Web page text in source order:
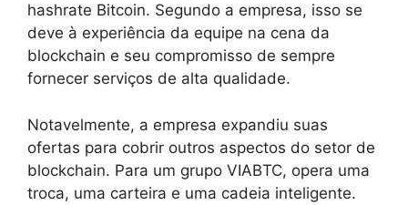
hashrate Bitcoin. Segundo a empresa, isso se
deve à experiência da equipe na cena da
blockchain e seu compromisso de sempre
fornecer serviços de alta qualidade.
Notavelmente, a empresa expandiu suas
ofertas para cobrir outros aspectos do setor de
blockchain. Para um grupo VIABTC, opera uma
troca, uma carteira e uma cadeia inteligente.